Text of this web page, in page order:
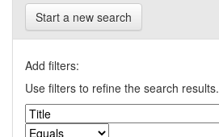
Start a new search
Add filters:
Use filters to refine the search results.